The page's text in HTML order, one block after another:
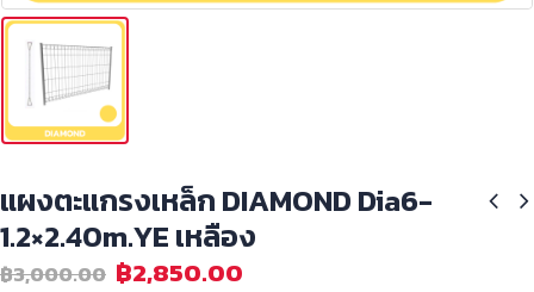
แผงตะแกรงเหล็ก DIAMOND Dia6-
1.2×2.40m.YE เหลือง
฿3,000.00 ฿2,850.00